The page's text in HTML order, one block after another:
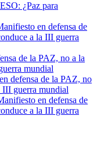
¿Paz para
en defensa de
a la III guerra
de la PAZ, no a la
mundial
defensa de la PAZ, no
III guerra mundial
en defensa de
a la III guerra